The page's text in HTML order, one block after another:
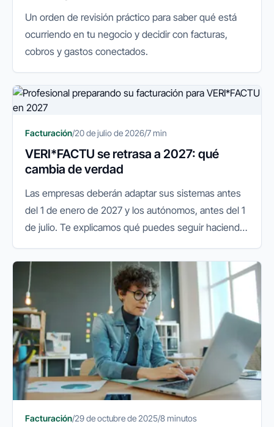
Un orden de revisión práctico para saber qué está
ocurriendo en tu negocio y decidir con facturas,
cobros y gastos conectados.
Facturación/20 de julio de 2026/7 min
VERI*FACTU se retrasa a 2027: qué
cambia de verdad
Las empresas deberán adaptar sus sistemas antes
del 1 de enero de 2027 y los autónomos, antes del 1
de julio. Te explicamos qué puedes seguir haciendo
Facturación/29 de octubre de 2025/8 minutos